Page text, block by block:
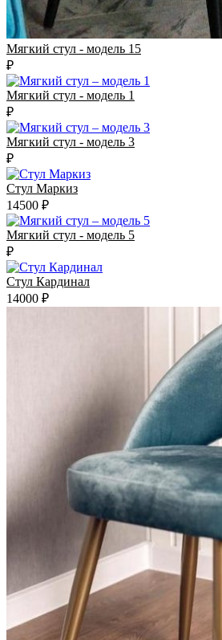
Мягкий стул - модель 15
₽
Мягкий стул - модель 1
₽
Мягкий стул - модель 3
₽
Стул Маркиз
14500 ₽
Мягкий стул - модель 5
₽
Стул Кардинал
14000 ₽